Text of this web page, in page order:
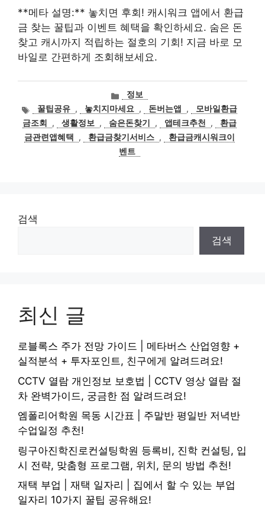
**메타 설명:** 놓치면 후회! 캐시워크 앱에서 환급
금 찾는 꿀팁과 이벤트 혜택을 확인하세요. 숨은 돈
찾고 캐시까지 적립하는 절호의 기회! 지금 바로 모
바일로 간편하게 조회해보세요.
카
테
고
리
정보
태
그
꿀팁공유 , 놓치지마세요 , 돈버는앱 ,
모바일환급
금조회
, 생활정보 , 숨은돈찾기 , 앱테크추천 ,
환급
금관련앱혜택
, 환급금찾기서비스 ,
환급금캐시워크이
벤트
검색
검색
최신 글
로블록스 주가 전망 가이드 | 메타버스 산업영향 +
실적분석 + 투자포인트, 친구에게 알려드려요!
CCTV 열람 개인정보 보호법 | CCTV 영상 열람 절
차 완벽가이드, 궁금한 점 알려드려요!
엠폴리어학원 목동 시간표 | 주말반 평일반 저녁반
수업일정 추천!
링구아진학진로컨설팅학원 등록비, 진학 컨설팅, 입
시 전략, 맞춤형 프로그램, 위치, 문의 방법 추천!
재택 부업 | 재택 일자리 | 집에서 할 수 있는 부업
일자리 10가지 꿀팁 공유해요!